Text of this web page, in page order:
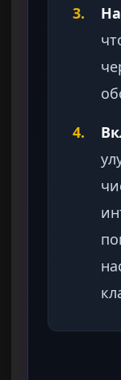
3.
4.